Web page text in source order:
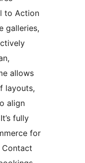
to Action
galleries,
allows
layouts,
align
fully
for
Contact